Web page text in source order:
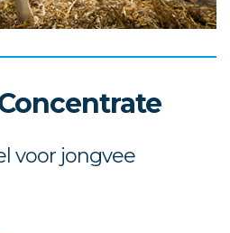
voor jongvee